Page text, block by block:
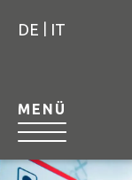
DE IT
MENÜ